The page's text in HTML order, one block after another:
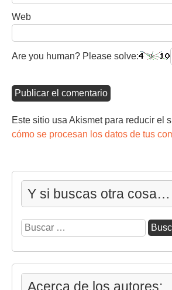
Web
Are you human? Please solve:
Este sitio usa Akismet para reducir el
cómo se procesan los datos de tus
Y si buscas otra cosa…
Buscar:
Acerca de los autores: